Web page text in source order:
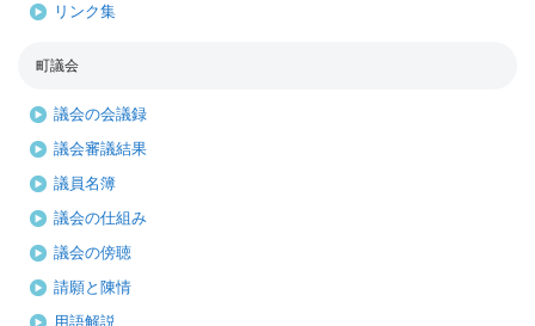
リンク集
町議会
議会の会議録
議会審議結果
議員名簿
議会の仕組み
議会の傍聴
請願と陳情
用語解説